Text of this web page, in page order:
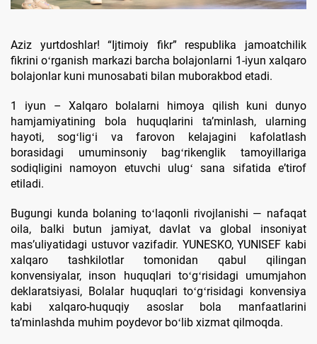
Aziz yurtdoshlar! “Ijtimoiy fikr” respublika jamoatchilik
fikrini oʻrganish markazi barcha bolajonlarni 1-iyun xalqaro
bolajonlar kuni munosabati bilan muborakbod etadi.
1 iyun – Xalqaro bolalarni himoya qilish kuni dunyo
hamjamiyatining bola huquqlarini taʼminlash, ularning
hayoti, sogʻligʻi va farovon kelajagini kafolatlash
borasidagi umuminsoniy bagʻrikenglik tamoyillariga
sodiqligini namoyon etuvchi ulugʻ sana sifatida eʼtirof
etiladi.
Bugungi kunda bolaning toʻlaqonli rivojlanishi — nafaqat
oila, balki butun jamiyat, davlat va global insoniyat
masʼuliyatidagi ustuvor vazifadir. YUNESKO, YUNISEF kabi
xalqaro tashkilotlar tomonidan qabul qilingan
konvensiyalar, inson huquqlari toʻgʻrisidagi umumjahon
deklaratsiyasi, Bolalar huquqlari toʻgʻrisidagi konvensiya
kabi xalqaro-huquqiy asoslar bola manfaatlarini
taʼminlashda muhim poydevor boʻlib xizmat qilmoqda.